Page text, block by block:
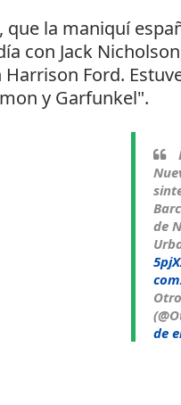
que la maniquí
con Jack
Harrison Ford.
y Garfunkel".
de
de